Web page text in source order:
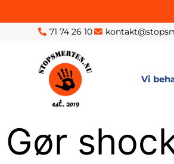
71 74 26 10
Vi
Gør